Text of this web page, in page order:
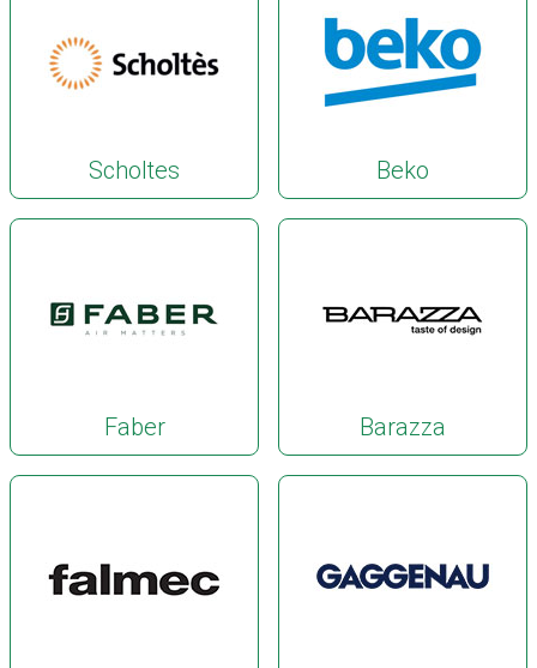
Scholtes Beko
Faber Barazza